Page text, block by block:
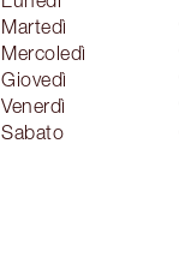
Martedì
Mercoledì
Giovedì
Venerdì
Sabato